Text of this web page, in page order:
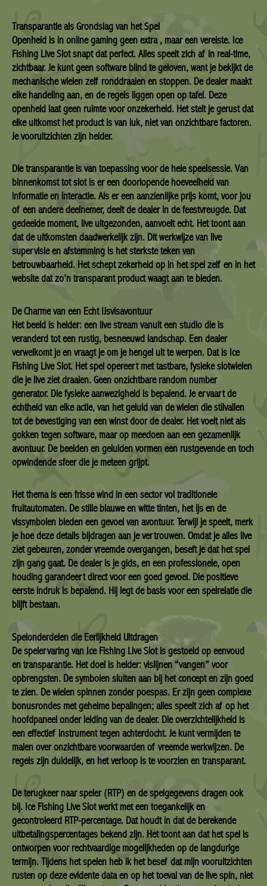
Transparantie als Grondslag van het Spel
Openheid is in online gaming geen extra , maar een vereiste. Ice
Fishing Live Slot snapt dat perfect. Alles speelt zich af in real-time,
zichtbaar. Je kunt geen software blind te geloven, want je bekijkt de
mechanische wielen zelf ronddraaien en stoppen. De dealer maakt
elke handeling aan, en de regels liggen open op tafel. Deze
openheid laat geen ruimte voor onzekerheid. Het stelt je gerust dat
elke uitkomst het product is van luk, niet van onzichtbare factoren.
Je vooruitzichten zijn helder.
Die transparantie is van toepassing voor de hele speelsessie. Van
binnenkomst tot slot is er een doorlopende hoeveelheid van
informatie en interactie. Als er een aanzienlijke prijs komt, voor jou
of een andere deelnemer, deelt de dealer in de feestvreugde. Dat
gedeelde moment, live uitgezonden, aanvoelt echt. Het toont aan
dat de uitkomsten daadwerkelijk zijn. Dit werkwijze van live
supervisie en afstemming is het sterkste teken van
betrouwbaarheid. Het schept zekerheid op in het spel zelf en in het
website dat zo’n transparant product waagt aan te bieden.
De Charme van een Echt IJsvisavontuur
Het beeld is helder: een live stream vanuit een studio die is
veranderd tot een rustig, besneeuwd landschap. Een dealer
verwelkomt je en vraagt je om je hengel uit te werpen. Dat is Ice
Fishing Live Slot. Het spel opereert met tastbare, fysieke slotwielen
die je live ziet draaien. Geen onzichtbare random number
generator. Die fysieke aanwezigheid is bepalend. Je ervaart de
echtheid van elke actie, van het geluid van de wielen die stilvallen
tot de bevestiging van een winst door de dealer. Het voelt niet als
gokken tegen software, maar op meedoen aan een gezamenlijk
avontuur. De beelden en geluiden vormen een rustgevende en toch
opwindende sfeer die je meteen grijpt.
Het thema is een frisse wind in een sector vol traditionele
fruitautomaten. De stille blauwe en witte tinten, het ijs en de
vissymbolen bieden een gevoel van avontuur. Terwijl je speelt, merk
je hoe deze details bijdragen aan je vertrouwen. Omdat je alles live
ziet gebeuren, zonder vreemde overgangen, beseft je dat het spel
zijn gang gaat. De dealer is je gids, en een professionele, open
houding garandeert direct voor een goed gevoel. Die positieve
eerste indruk is bepalend. Hij legt de basis voor een spelrelatie die
blijft bestaan.
Spelonderdelen die Eerlijkheid Uitdragen
De spelervaring van Ice Fishing Live Slot is gestoeld op eenvoud
en transparantie. Het doel is helder: vislijnen “vangen” voor
opbrengsten. De symbolen sluiten aan bij het concept en zijn goed
te zien. De wielen spinnen zonder poespas. Er zijn geen complexe
bonusrondes met geheime bepalingen; alles speelt zich af op het
hoofdpaneel onder leiding van de dealer. Die overzichtelijkheid is
een effectief instrument tegen achterdocht. Je kunt vermijden te
malen over onzichtbare voorwaarden of vreemde werkwijzen. De
regels zijn duidelijk, en het verloop is te voorzien en transparant.
De terugkeer naar speler (RTP) en de spelgegevens dragen ook
bij. Ice Fishing Live Slot werkt met een toegankelijk en
gecontroleerd RTP-percentage. Dat houdt in dat de berekende
uitbetalingspercentages bekend zijn. Het toont aan dat het spel is
ontworpen voor rechtvaardige mogelijkheden op de langdurige
termijn. Tijdens het spelen heb ik het besef dat mijn vooruitzichten
rusten op deze evidente data en op het toeval van de live spin, niet